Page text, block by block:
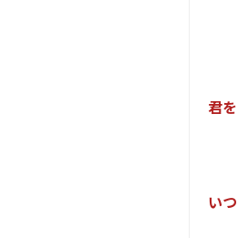
君を
いつ